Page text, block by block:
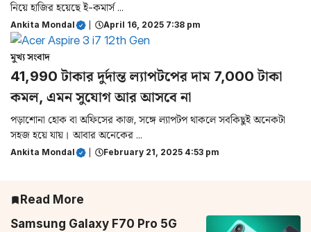
নিয়ে হাজির হয়েছে ই-কমার্স ...
Ankita Mondal April 16, 2025 7:38 pm
মুখ্য সংবাদ
41,990 টাকার দুর্দান্ত ল্যাপটপের দাম 7,000 টাকা
কমল, এমন সুযোগ আর আসবে না
পড়াশোনা হোক বা অফিসের কাজ, সঙ্গে ল্যাপটপ থাকলে সবকিছুই অনেকটা
সহজ হয়ে যায়। আবার অনেকের ...
Ankita Mondal February 21, 2025 4:53 pm
Read More
Samsung Galaxy F70 Pro 5G